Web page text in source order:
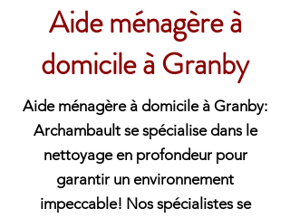
Aide ménagère à
domicile à Granby
Aide ménagère à domicile à Granby:
Archambault se spécialise dans le
nettoyage en profondeur pour
garantir un environnement
impeccable! Nos spécialistes se